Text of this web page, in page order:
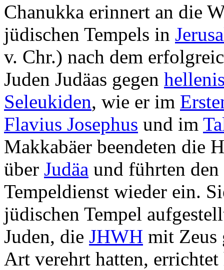
Chanukka erinnert an die
jüdischen Tempels in
v. Chr.) nach dem
Juden Judäas gegen
Seleukiden, wie er im
Flavius Josephus und im
Makkabäer beendeten die
über Judäa und führten
Tempeldienst wieder ein.
jüdischen Tempel
Juden, die JHWH mit Zeus
Art verehrt hatten, errichtet